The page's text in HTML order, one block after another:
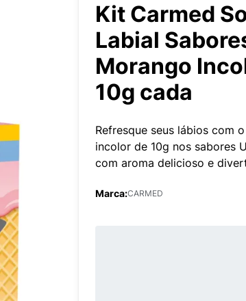
Kit Carmed
Labial
Morango
10g cada
Refresque seus lábios com
incolor de 10g nos sabores
com aroma delicioso e
Marca:CARMED